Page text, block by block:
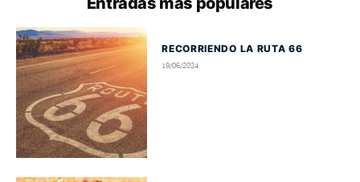
RECORRIENDO LA RUTA 66
19/06/2024